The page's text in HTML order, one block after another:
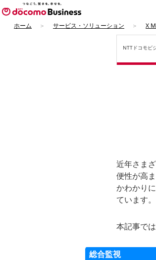
ホーム サービス・ソリューション X
NTTドコモビ
近年さま
便性が高
かわかり
ています。
本記事で
総合監視